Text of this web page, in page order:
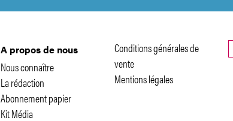
A propos de nous
Nous connaître
La rédaction
Abonnement papier
Kit Média
Conditions générales de
vente
Mentions légales